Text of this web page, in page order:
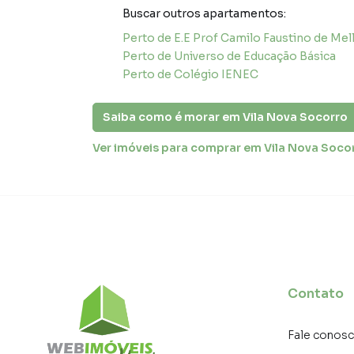
Buscar outros apartamentos:
Perto de E.E Prof Camilo Faustino de
Perto de Universo de Educação Básica
Perto de Colégio IENEC
Saiba como é morar em Vila Nova Socorro
Ver imóveis para comprar em Vila Nova
Contato
Fale